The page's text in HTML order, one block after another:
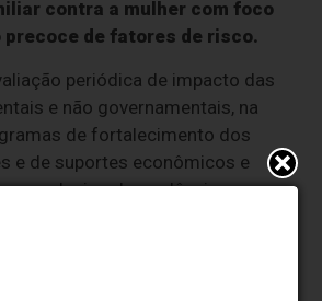
contra a mulher com foco
de fatores de risco.
periódica de impacto das
e não governamentais, na
de fortalecimento dos
e de suportes econômicos e
reduzir a dependência